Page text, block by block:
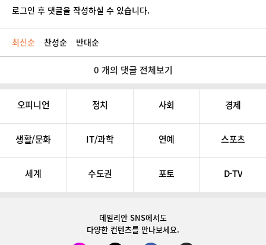
로그인 후 댓글을 작성하실 수 있습니다.
최신순 찬성순 반대순
0 개의 댓글 전체보기
오피니언 정치 사회 경제
생활/문화 IT/과학 연예 스포츠
세계 수도권 포토 D-TV
데일리안 SNS에서도
다양한 컨텐츠를 만나보세요.